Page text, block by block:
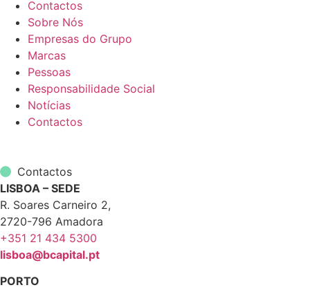
Contactos
Sobre Nós
Empresas do Grupo
Marcas
Pessoas
Responsabilidade Social
Notícias
Contactos
Contactos
LISBOA – SEDE
R. Soares Carneiro 2,
2720-796 Amadora
+351 21 434 5300
lisboa@bcapital.pt
PORTO